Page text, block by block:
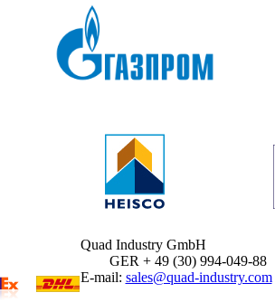
Quad Industry GmbH
GER + 49 (30) 994-049-88
E-mail: sales@quad-industry.com